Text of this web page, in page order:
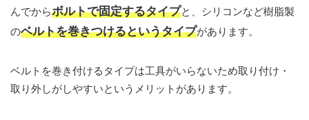
んでからボルトで固定するタイプと、シリコンなど樹脂製
のベルトを巻きつけるというタイプがあります。
ベルトを巻き付けるタイプは工具がいらないため取り付け・
取り外しがしやすいというメリットがあります。